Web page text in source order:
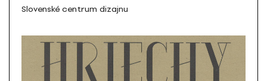
Slovenské centrum dizajnu